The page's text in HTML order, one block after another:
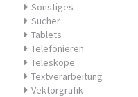
Sonstiges
Sucher
Tablets
Telefonieren
Teleskope
Textverarbeitung
Vektorgrafik